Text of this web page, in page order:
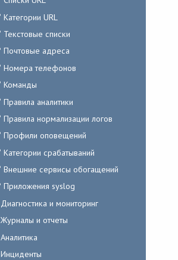
Категории URL
Текстовые списки
Почтовые адреса
Номера телефонов
Команды
Правила аналитики
Правила нормализации логов
Профили оповещений
Категории срабатываний
Внешние сервисы обогащений
Приложения syslog
Диагностика и мониторинг
Журналы и отчеты
Аналитика
Инциденты